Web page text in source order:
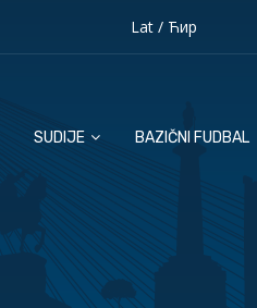
Lat/ Ћир
SUDIJE BAZIČNI FUDBAL